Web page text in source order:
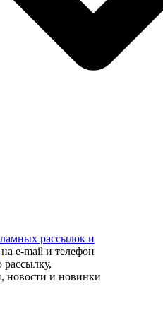
рассылок и
на e‑mail и телефон
новости и новинки